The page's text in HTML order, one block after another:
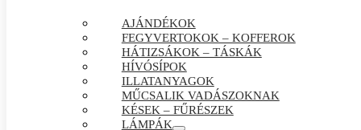
AJÁNDÉKOK
FEGYVERTOKOK – KOFFEROK
HÁTIZSÁKOK – TÁSKÁK
HÍVÓSÍPOK
ILLATANYAGOK
MŰCSALIK VADÁSZOKNAK
KÉSEK – FŰRÉSZEK
LÁMPÁK